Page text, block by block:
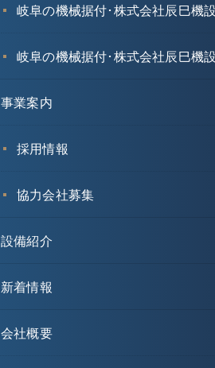
岐阜の機械据付･株式会社辰巳機
岐阜の機械据付･株式会社辰巳機
事業案内
採用情報
協力会社募集
設備紹介
新着情報
会社概要